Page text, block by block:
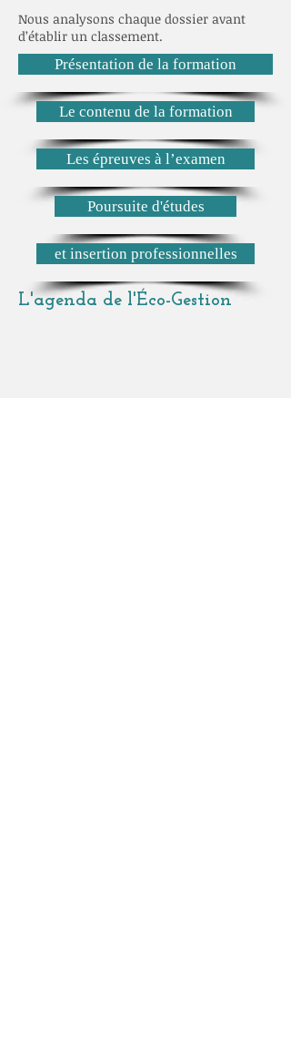
Nous analysons chaque dossier avant
d’établir un classement.
Présentation de la formation
Le contenu de la formation
Les épreuves à l’examen
Poursuite d'études
et insertion professionnelles
L'agenda de l'Éco-Gestion